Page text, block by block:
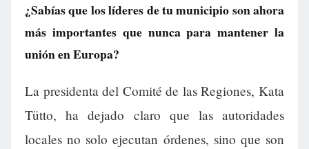
¿Sabías que los líderes de tu municipio son ahora
más importantes que nunca para mantener la
unión en Europa?
La presidenta del Comité de las Regiones, Kata
Tütto, ha dejado claro que las autoridades
locales no solo ejecutan órdenes, sino que son